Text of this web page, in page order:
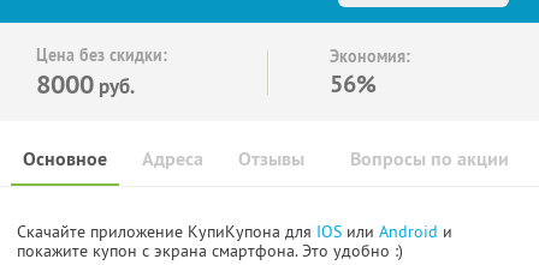
Цена без скидки:
8000 руб.
Экономия:
56%
Основное Отзывы Вопросы по акции
Адреса
Скачайте приложение КупиКупона для IOS или Android и
покажите купон с экрана смартфона. Это удобно :)